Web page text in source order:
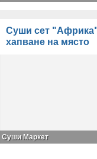
Суши сет
хапване на място
Суши Маркет